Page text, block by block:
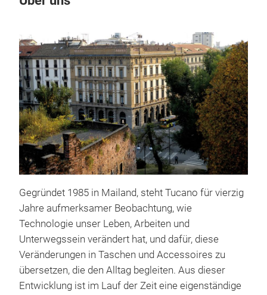
Gegründet 1985 in Mailand, steht Tucano für vierzig
Jahre aufmerksamer Beobachtung, wie
Technologie unser Leben, Arbeiten und
Unterwegssein verändert hat, und dafür, diese
Veränderungen in Taschen und Accessoires zu
übersetzen, die den Alltag begleiten. Aus dieser
Entwicklung ist im Lauf der Zeit eine eigenständige